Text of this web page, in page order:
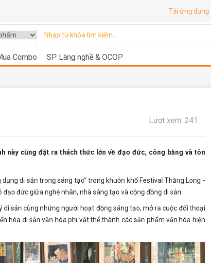
Tải ứng dụng
Combo SP Làng nghề & OCOP
Lượt xem: 241
này cũng đặt ra thách thức lớn về đạo đức, công bằng và tôn
di sản trong sáng tạo” trong khuôn khổ Festival Thăng Long -
đức giữa nghệ nhân, nhà sáng tạo và cộng đồng di sản.
sản cùng những người hoạt động sáng tạo, mở ra cuộc đối thoại
hóa di sản văn hóa phi vật thể thành các sản phẩm văn hóa hiện